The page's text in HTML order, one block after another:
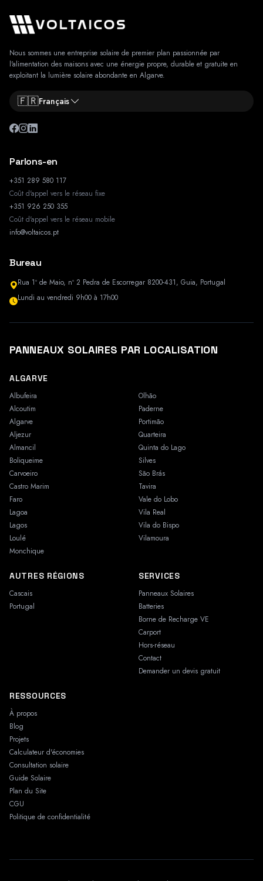
Nous sommes une entreprise solaire de premier plan passionnée par
l'alimentation des maisons avec une énergie propre, durable et gratuite en
exploitant la lumière solaire abondante en Algarve.
🇫🇷Français
Parlons-en
+351 289 580 117
Coût d'appel vers le réseau fixe
+351 926 250 355
Coût d'appel vers le réseau mobile
info@voltaicos.pt
Bureau
Rua 1º de Maio, nº 2 Pedra de Escorregar 8200-431, Guia, Portugal
Lundi au vendredi 9h00 à 17h00
PANNEAUX SOLAIRES PAR LOCALISATION
ALGARVE
Albufeira
Alcoutim
Algarve
Aljezur
Almancil
Boliqueime
Carvoeiro
Castro Marim
Faro
Lagoa
Lagos
Loulé
Monchique
Olhão
Paderne
Portimão
Quarteira
Quinta do Lago
Silves
São Brás
Tavira
Vale do Lobo
Vila Real
Vila do Bispo
Vilamoura
AUTRES RÉGIONS
Cascais
Portugal
SERVICES
Panneaux Solaires
Batteries
Borne de Recharge VE
Carport
Hors-réseau
Contact
Demander un devis gratuit
RESSOURCES
À propos
Blog
Projets
Calculateur d'économies
Consultation solaire
Guide Solaire
Plan du Site
CGU
Politique de confidentialité